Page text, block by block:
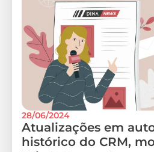
28/06/2024
Atualizações em
histórico do CRM,